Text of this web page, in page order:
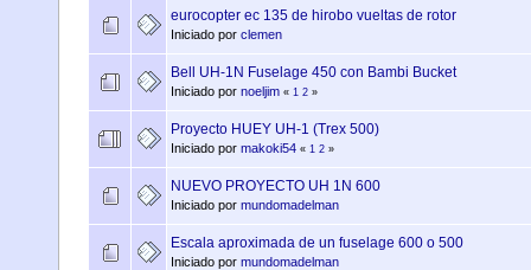
eurocopter ec 135 de hirobo vueltas de rotor
Iniciado por clemen
Bell UH-1N Fuselage 450 con Bambi Bucket
Iniciado por noeljim « 1 2 »
Proyecto HUEY UH-1 (Trex 500)
Iniciado por makoki54 « 1 2 »
NUEVO PROYECTO UH 1N 600
Iniciado por mundomadelman
Escala aproximada de un fuselage 600 o 500
Iniciado por mundomadelman